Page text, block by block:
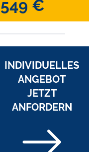
549 €
INDIVIDUELLES
ANGEBOT
JETZT
ANFORDERN